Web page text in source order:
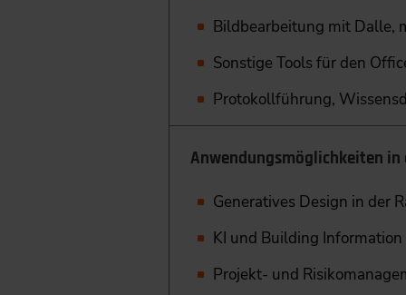
Bildbearbeitung mit Dalle,
Sonstige Tools für den
Protokollführung,
Anwendungsmöglichkeiten
Generatives Design in der
KI und Building
Projekt- und